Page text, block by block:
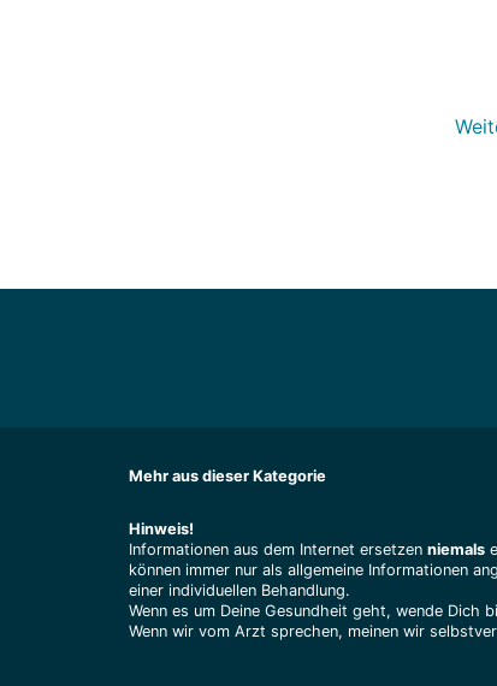
Mehr aus dieser Kategorie
Hinweis!
Informationen aus dem Internet ersetzen niemals
können immer nur als allgemeine Informationen
einer individuellen Behandlung.
Wenn es um Deine Gesundheit geht, wende Dich
Wenn wir vom Arzt sprechen, meinen wir